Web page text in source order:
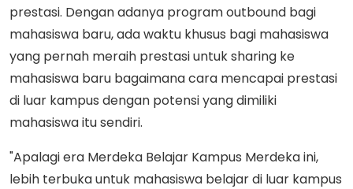
prestasi. Dengan adanya program outbound bagi
mahasiswa baru, ada waktu khusus bagi mahasiswa
yang pernah meraih prestasi untuk sharing ke
mahasiswa baru bagaimana cara mencapai prestasi
di luar kampus dengan potensi yang dimiliki
mahasiswa itu sendiri.
"Apalagi era Merdeka Belajar Kampus Merdeka ini,
lebih terbuka untuk mahasiswa belajar di luar kampus